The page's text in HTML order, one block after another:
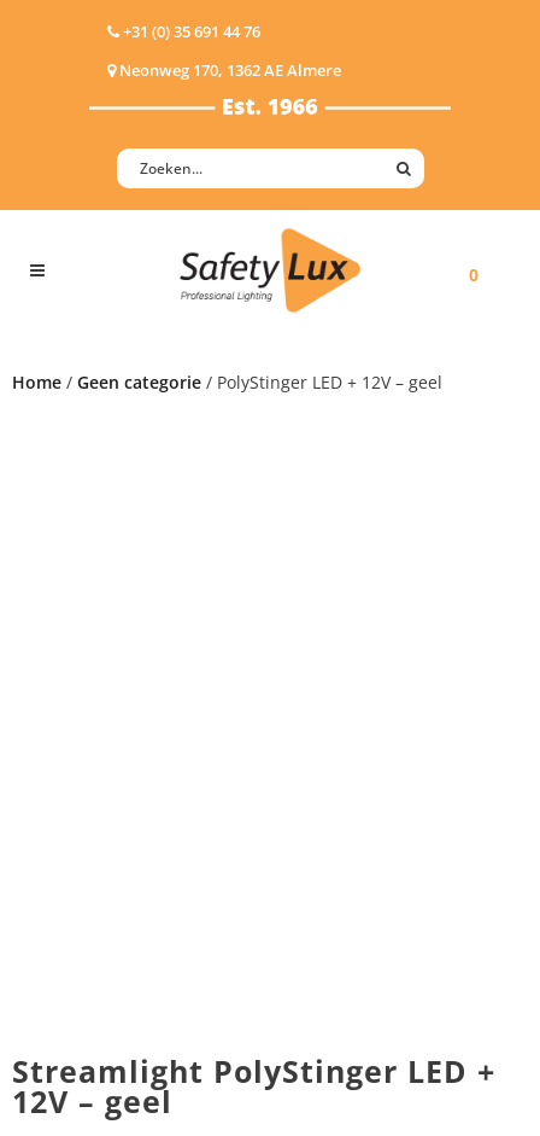
+31 (0) 35 691 44 76
Neonweg 170, 1362 AE Almere
0
Home / Geen categorie / PolyStinger LED + 12V – geel
Streamlight PolyStinger LED +
12V – geel